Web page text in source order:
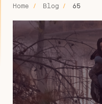
Home Blog 65